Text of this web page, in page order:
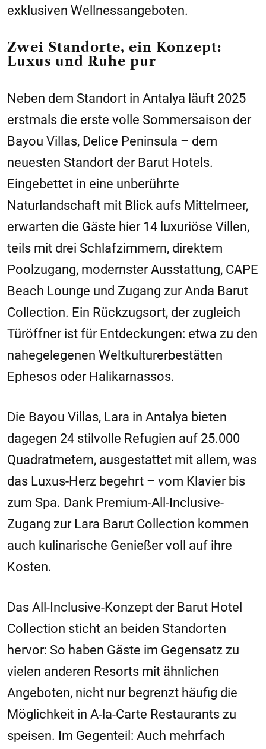
exklusiven Wellnessangeboten.
Zwei Standorte, ein Konzept:
Luxus und Ruhe pur
Neben dem Standort in Antalya läuft 2025
erstmals die erste volle Sommersaison der
Bayou Villas, Delice Peninsula – dem
neuesten Standort der Barut Hotels.
Eingebettet in eine unberührte
Naturlandschaft mit Blick aufs Mittelmeer,
erwarten die Gäste hier 14 luxuriöse Villen,
teils mit drei Schlafzimmern, direktem
Poolzugang, modernster Ausstattung, CAPE
Beach Lounge und Zugang zur Anda Barut
Collection. Ein Rückzugsort, der zugleich
Türöffner ist für Entdeckungen: etwa zu den
nahegelegenen Weltkulturerbestätten
Ephesos oder Halikarnassos.
Die Bayou Villas, Lara in Antalya bieten
dagegen 24 stilvolle Refugien auf 25.000
Quadratmetern, ausgestattet mit allem, was
das Luxus-Herz begehrt – vom Klavier bis
zum Spa. Dank Premium-All-Inclusive-
Zugang zur Lara Barut Collection kommen
auch kulinarische Genießer voll auf ihre
Kosten.
Das All-Inclusive-Konzept der Barut Hotel
Collection sticht an beiden Standorten
hervor: So haben Gäste im Gegensatz zu
vielen anderen Resorts mit ähnlichen
Angeboten, nicht nur begrenzt häufig die
Möglichkeit in A-la-Carte Restaurants zu
speisen. Im Gegenteil: Auch mehrfach